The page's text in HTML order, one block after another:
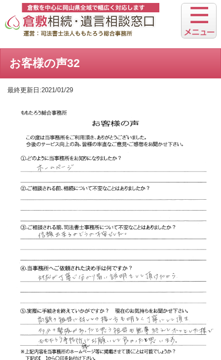
お客様の声32
最終更新日:2021/01/29